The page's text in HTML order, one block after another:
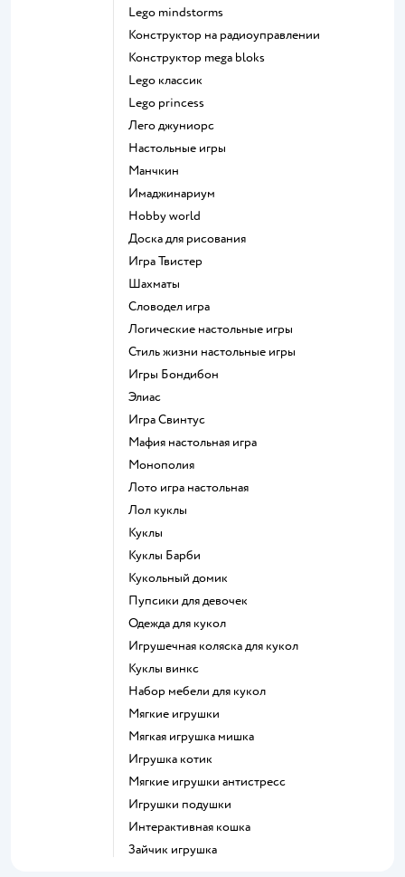
Lego mindstorms
Конструктор на радиоуправлении
Конструктор mega bloks
Lego классик
Lego princess
Лего джуниорс
Настольные игры
Манчкин
Имаджинариум
Hobby world
Доска для рисования
Игра Твистер
Шахматы
Словодел игра
Логические настольные игры
Стиль жизни настольные игры
Игры Бондибон
Элиас
Игра Свинтус
Мафия настольная игра
Монополия
Лото игра настольная
Лол куклы
Куклы
Куклы Барби
Кукольный домик
Пупсики для девочек
Одежда для кукол
Игрушечная коляска для кукол
Куклы винкс
Набор мебели для кукол
Мягкие игрушки
Мягкая игрушка мишка
Игрушка котик
Мягкие игрушки антистресс
Игрушки подушки
Интерактивная кошка
Зайчик игрушка